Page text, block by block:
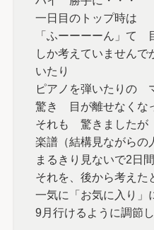
一日目のトップ時は
「ふーーーーん」て
しか考えていませんで
いたり
ピアノを弾いたりの
驚き 目が離せなくな
それも 驚きましたが
楽譜（結構見ながらの
まるきり見ないで2日間
それを、後から考えた
一気に「お気に入り」
9月行けるように調節